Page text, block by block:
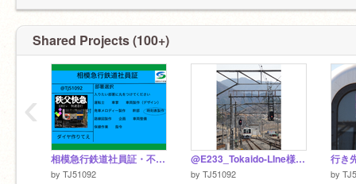
集中力すぐ切れる(泣)
秩父行きたい
区急乗りたい
川特51092f
阪神うるs
Shared Projects (100+)
相模急行鉄道社員証・不信任決議案他 在中 @TJ51092社員証
by TJ51092
@E233_Tokaido-LIne様のフォトコソ
by TJ51092
行き
by
‹